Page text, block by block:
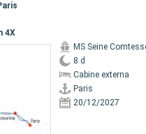
4X
MS Seine
8 d
Cabine externa
Paris
20/12/2027